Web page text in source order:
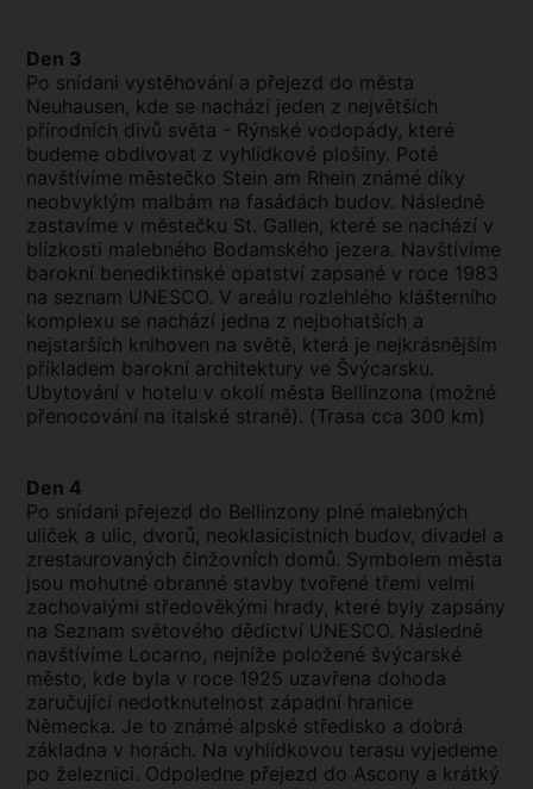
Den 3
Po snídani vystěhování a přejezd do města
Neuhausen, kde se nachází jeden z největších
přírodních divů světa - Rýnské vodopády, které
budeme obdivovat z vyhlídkové plošiny. Poté
navštívíme městečko Stein am Rhein známé díky
neobvyklým malbám na fasádách budov. Následně
zastavíme v městečku St. Gallen, které se nachází v
blízkosti malebného Bodamského jezera. Navštívíme
barokní benediktinské opatství zapsané v roce 1983
na seznam UNESCO. V areálu rozlehlého klášterního
komplexu se nachází jedna z nejbohatších a
nejstarších knihoven na světě, která je nejkrásnějším
příkladem barokní architektury ve Švýcarsku.
Ubytování v hotelu v okolí města Bellinzona (možné
přenocování na italské straně). (Trasa cca 300 km)
Den 4
Po snídani přejezd do Bellinzony plné malebných
uliček a ulic, dvorů, neoklasicistních budov, divadel a
zrestaurovaných činžovních domů. Symbolem města
jsou mohutné obranné stavby tvořené třemi velmi
zachovalými středověkými hrady, které byly zapsány
na Seznam světového dědictví UNESCO. Následně
navštívíme Locarno, nejníže položené švýcarské
město, kde byla v roce 1925 uzavřena dohoda
zaručující nedotknutelnost západní hranice
Německa. Je to známé alpské středisko a dobrá
základna v horách. Na vyhlídkovou terasu vyjedeme
po železnici. Odpoledne přejezd do Ascony a krátký